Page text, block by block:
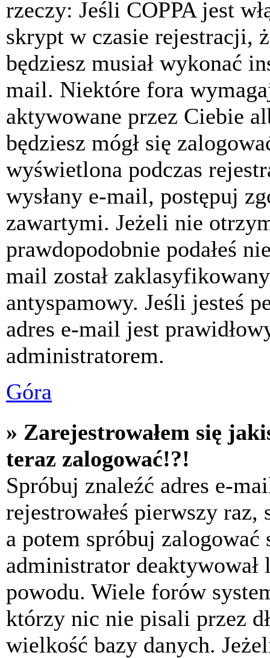
rzeczy: Jeśli COPPA jest
skrypt w czasie rejestracji,
będziesz musiał wykonać
mail. Niektóre fora
aktywowane przez Ciebie
będziesz mógł się
wyświetlona podczas
wysłany e-mail, postępuj
zawartymi. Jeżeli nie
prawdopodobnie podałeś
mail został
antyspamowy. Jeśli jesteś
adres e-mail jest
administratorem.
Góra
» Zarejestrowałem się
teraz zalogować!?!
Spróbuj znaleźć adres e-
rejestrowałeś pierwszy
a potem spróbuj
administrator deaktywował
powodu. Wiele forów
którzy nic nie pisali przez
wielkość bazy danych.